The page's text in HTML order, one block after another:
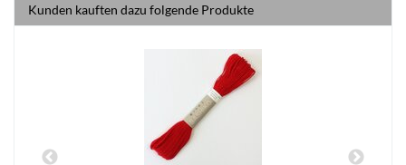
Kunden kauften dazu folgende Produkte